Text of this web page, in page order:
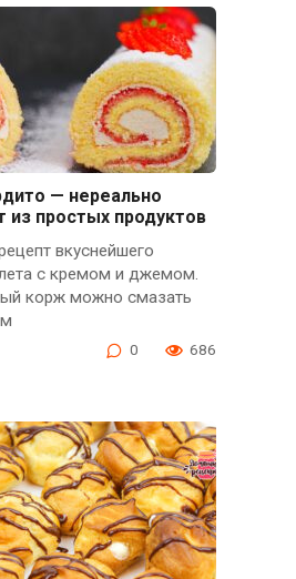
— нереально
из простых продуктов
вкуснейшего
с кремом и джемом.
корж можно смазать
0 686